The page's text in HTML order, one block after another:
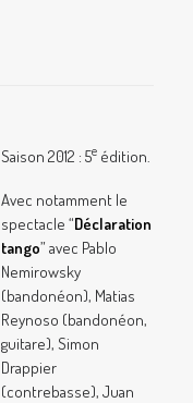
Saison 2012 : 5e édition.
Avec notamment le
spectacle “Déclaration
tango” avec Pablo
Nemirowsky
(bandonéon), Matias
Reynoso (bandonéon,
guitare), Simon
Drappier
(contrebasse), Juan